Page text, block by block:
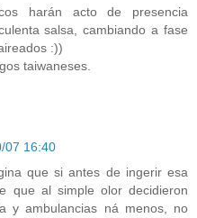
harán acto de presencia
salsa, cambiando a fase
:))
taiwaneses.
07 16:40
que si antes de ingerir esa
que al simple olor decidieron
y ambulancias ná menos, no